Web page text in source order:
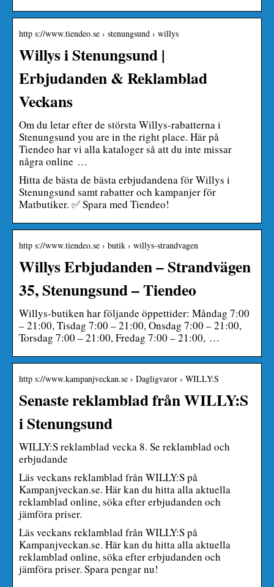
http s://www.tiendeo.se › stenungsund › willys
Willys i Stenungsund |
Erbjudanden & Reklamblad
Veckans
Om du letar efter de största Willys-rabatterna i
Stenungsund you are in the right place. Här på
Tiendeo har vi alla kataloger så att du inte missar
några online …
Hitta de bästa de bästa erbjudandena för Willys i
Stenungsund samt rabatter och kampanjer för
Matbutiker. ✅ Spara med Tiendeo!
http s://www.tiendeo.se › butik › willys-strandvagen
Willys Erbjudanden – Strandvägen
35, Stenungsund – Tiendeo
Willys-butiken har följande öppettider: Måndag 7:00
– 21:00, Tisdag 7:00 – 21:00, Onsdag 7:00 – 21:00,
Torsdag 7:00 – 21:00, Fredag 7:00 – 21:00, …
http s://www.kampanjveckan.se › Dagligvaror › WILLY:S
Senaste reklamblad från WILLY:S
i Stenungsund
WILLY:S reklamblad vecka 8. Se reklamblad och
erbjudande
Läs veckans reklamblad från WILLY:S på
Kampanjveckan.se. Här kan du hitta alla aktuella
reklamblad online, söka efter erbjudanden och
jämföra priser.
Läs veckans reklamblad från WILLY:S på
Kampanjveckan.se. Här kan du hitta alla aktuella
reklamblad online, söka efter erbjudanden och
jämföra priser. Spara pengar nu!